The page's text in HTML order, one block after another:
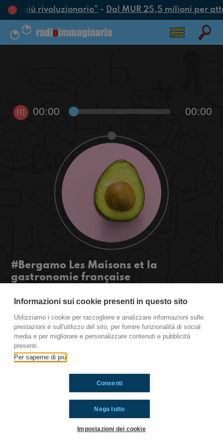
più rivoluzionario”- Dal MUR 25,5 milioni per
!!! 00:00 00:00
#Bergamo Les Maisons et la
gastronomie française
que les aliments et les repas changent, ils restent
les mêmes.
#ToiAussi www.radioimmaginaria.it
Ti è piaciuto? Condividilo!
Informazioni sui cookie presenti in questo sito
Utilizziamo i cookie per raccogliere e analizzare informazioni sulle
prestazioni e sull'utilizzo del sito, per fornire funzionalità di social
media e per migliorare e personalizzare contenuti e pubblicità
presenti.
Per saperne di più
Nega tutto
Consenti
Impostazioni dei cookie